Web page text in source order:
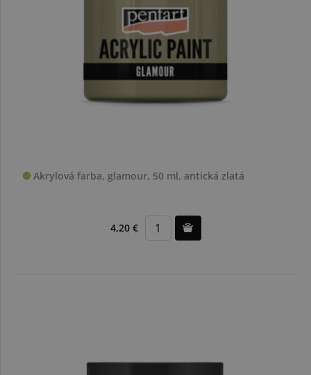
Akrylová farba, glamour, 50 ml, antická zlatá
4,20 €